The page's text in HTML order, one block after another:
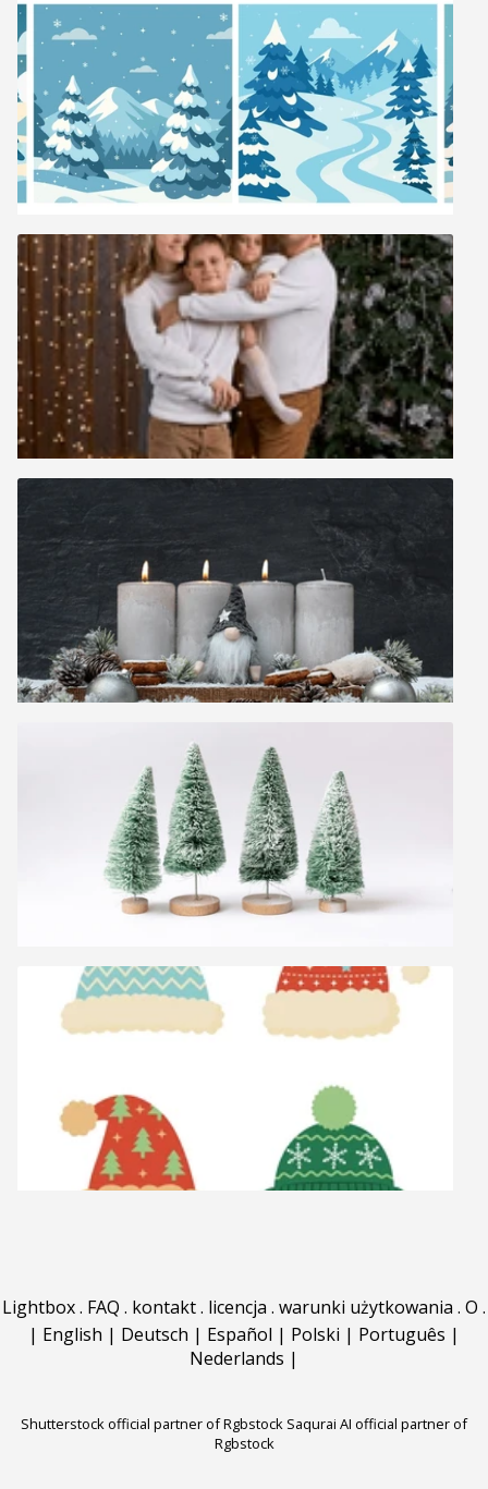
Lightbox. FAQ . kontakt. licencja . warunki użytkowania . O .
| English | Deutsch | Español | Polski | Português |
Nederlands |
Shutterstock official partner of Rgbstock Saqurai AI official partner of
Rgbstock